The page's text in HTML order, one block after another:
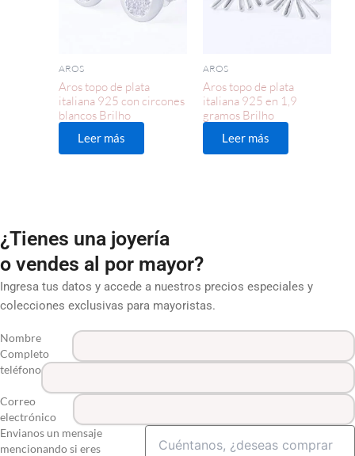
AROS
Aros topo de plata
italiana 925 con circones
blancos Brilho
Leer más
AROS
Aros topo de plata
italiana 925 en 1,9
gramos Brilho
Leer más
¿Tienes una joyería
o vendes al por mayor?
Ingresa tus datos y accede a nuestros precios especiales y
colecciones exclusivas para mayoristas.
Nombre
Completo
teléfono
Correo
electrónico
Envianos un mensaje
mencionando si eres